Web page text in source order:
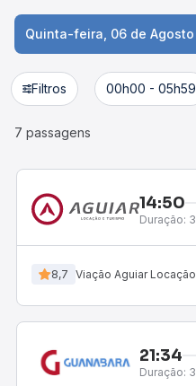
Quinta-feira, 06 de Agosto
Filtros 00h00 - 05h59
7 passagens
14:50
Duração:
8,7 Viação Aguiar
21:34
Duração: